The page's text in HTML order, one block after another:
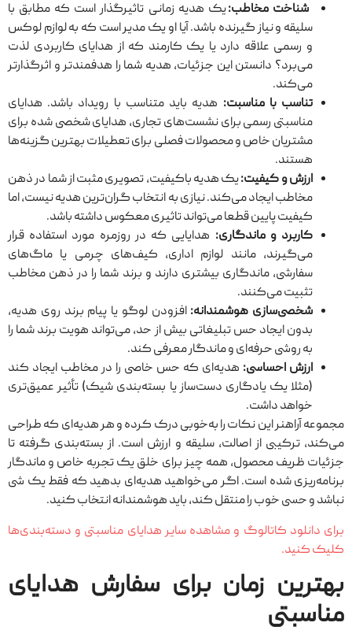
شناخت مخاطب:یک هدیه زمانی تاثیرگذار است که مطابق با
سلیقه و نیاز گیرنده باشد. آیا او یک مدیر است که به لوازم لوکس
و رسمی علاقه دارد یا یک کارمند که از هدایای کاربردی لذت
می‌برد؟ دانستن این جزئیات، هدیه شما را هدفمندتر و اثرگذارتر
می‌کند.
تناسب با مناسبت: هدیه باید متناسب با رویداد باشد. هدایای
مناسبتی رسمی برای نشست‌های تجاری، هدایا‌ی شخصی شده برای
مشتریان خاص و محصولات فصلی برای تعطیلات بهترین گزینه‌ها
هستند.
ارزش و کیفیت:یک هدیه باکیفیت، تصویری مثبت از شما در ذهن
مخاطب ایجاد می‌کند. نیازی به انتخاب گران‌ترین هدیه نیست، اما
کیفیت پایین قطعا می‌تواند تاثیری معکوس داشته باشد.
کاربرد و ماندگاری: هدایایی که در روزمره مورد استفاده قرار
می‌گیرند، مانند لوازم اداری، کیف‌های چرمی یا ماگ‌های
سفارشی، ماندگاری بیشتری دارند و برند شما را در ذهن مخاطب
تثبیت می‌کنند.
شخصی‌سازی هوشمندانه: افزودن لوگو یا پیام برند روی هدیه،
بدون ایجاد حس تبلیغاتی بیش از حد، می‌تواند هویت برند شما را
به روشی حرفه‌ای و ماندگار معرفی کند.
ارزش احساسی: هدیه‌ای که حس خاصی را در مخاطب ایجاد کند
(مثلا یک یادگاری دست‌ساز یا بسته‌بندی شیک) تأثیر عمیق‌تری
خواهد داشت.
مجموعه آراهنر این نکات را به‌خوبی درک کرده و هر هدیه‌ای که طراحی
می‌کند، ترکیبی از اصالت، سلیقه و ارزش است. از بسته‌بندی گرفته تا
جزئیات ظریف محصول، همه چیز برای خلق یک تجربه خاص و ماندگار
برنامه‌ریزی شده است. اگر می‌خواهید هدیه‌ای بدهید که فقط یک شی
نباشد و حسی خوب را منتقل کند، باید هوشمندانه انتخاب کنید.
برای دانلود کاتالوگ و مشاهده سایر هدایای مناسبتی و دسته‌بندی‌ها
کلیک کنید.
بهترین زمان برای سفارش هدایای
مناسبتی